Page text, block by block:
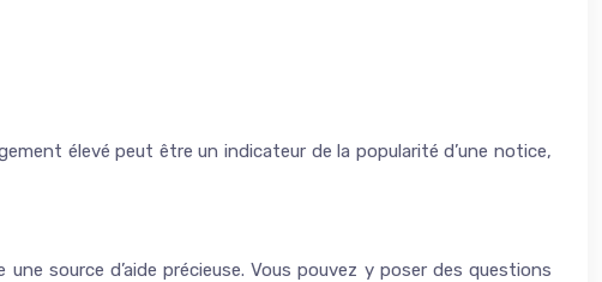
élevé peut être un indicateur de la popularité d’une notice,
source d’aide précieuse. Vous pouvez y poser des questions